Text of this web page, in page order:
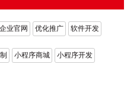
企业官网 优化推广 软件开发
小程序商城 小程序开发